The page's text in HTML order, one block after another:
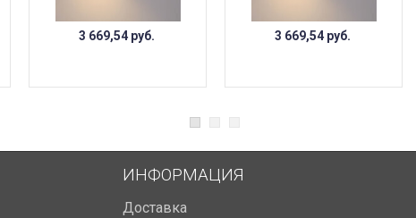
3 669,54 руб. 3 669,54 руб.
ИНФОРМАЦИЯ
Доставка